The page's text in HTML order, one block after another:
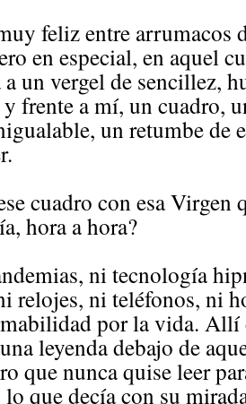
feliz entre arrumacos
en especial, en aquel
a un vergel de sencillez,
frente a mí, un cuadro,
un retumbe de
cuadro con esa Virgen
hora a hora?
ni tecnología
relojes, ni teléfonos, ni
por la vida. Allí
leyenda debajo de
que nunca quise leer
que decía con su